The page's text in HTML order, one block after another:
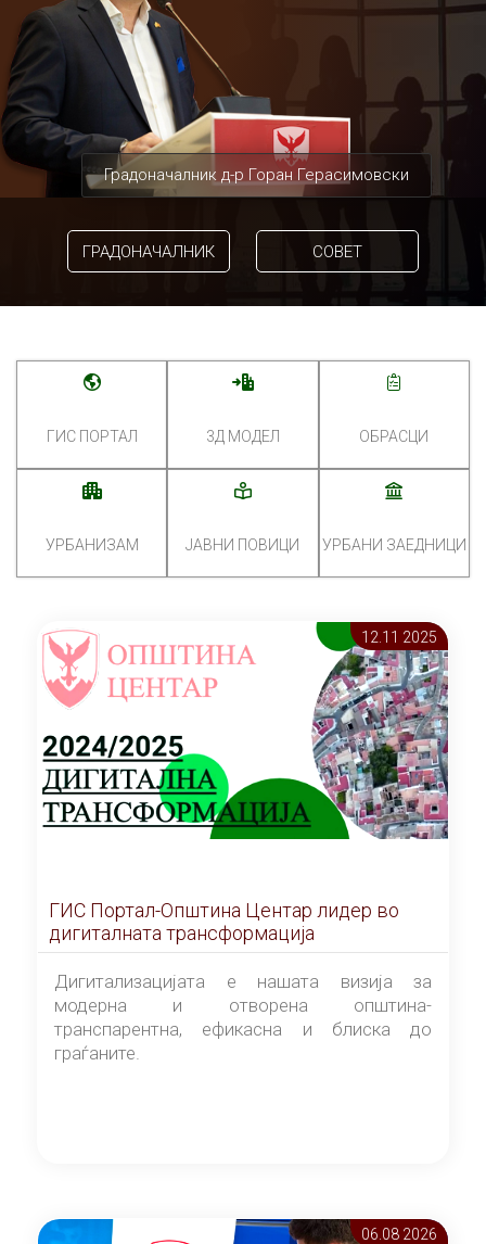
Градоначалник д-р Горан Герасимовски
ГРАДОНАЧАЛНИК СОВЕТ
ГИС ПОРТАЛ 3Д МОДЕЛ ОБРАСЦИ
УРБАНИЗАМ ЈАВНИ ПОВИЦИ УРБАНИ ЗАЕДНИЦИ
12.11 2025
ГИС Портал-Општина Центар лидер во
дигиталната трансформација
Дигитализацијата е нашата визија за
модерна и отворена општина-
транспарентна, ефикасна и блиска до
граѓаните.
06.08 2026